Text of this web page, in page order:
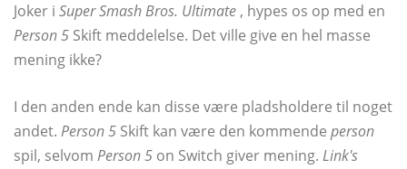
Joker i Super Smash Bros. Ultimate , hypes os op med en
Person 5 Skift meddelelse. Det ville give en hel masse
mening ikke?
I den anden ende kan disse være pladsholdere til noget
andet. Person 5 Skift kan være den kommende person
spil, selvom Person 5 on Switch giver mening. Link's